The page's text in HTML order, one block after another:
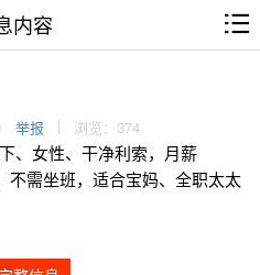
内容
举报 浏览：374
、女性、干净利索，月薪
不需坐班，适合宝妈、全职太太